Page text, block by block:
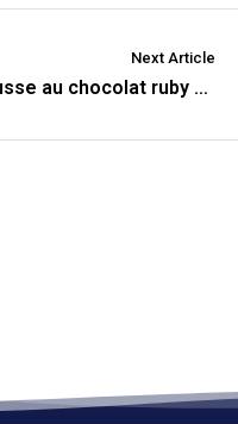
Next Article
Mousse au chocolat ruby pistaches et framboises